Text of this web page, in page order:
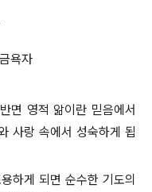
욕자
면 영적 앎이란 믿음에서
사랑 속에서 성숙하게 됩
하게 되면 순수한 기도의